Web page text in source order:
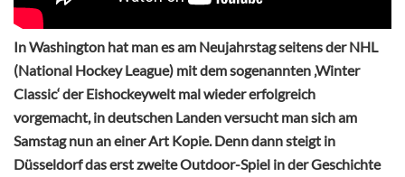
In Washington hat man es am Neujahrstag seitens der NHL
(National Hockey League) mit dem sogenannten ‚Winter
Classic‘ der Eishockeywelt mal wieder erfolgreich
vorgemacht, in deutschen Landen versucht man sich am
Samstag nun an einer Art Kopie. Denn dann steigt in
Düsseldorf das erst zweite Outdoor-Spiel in der Geschichte